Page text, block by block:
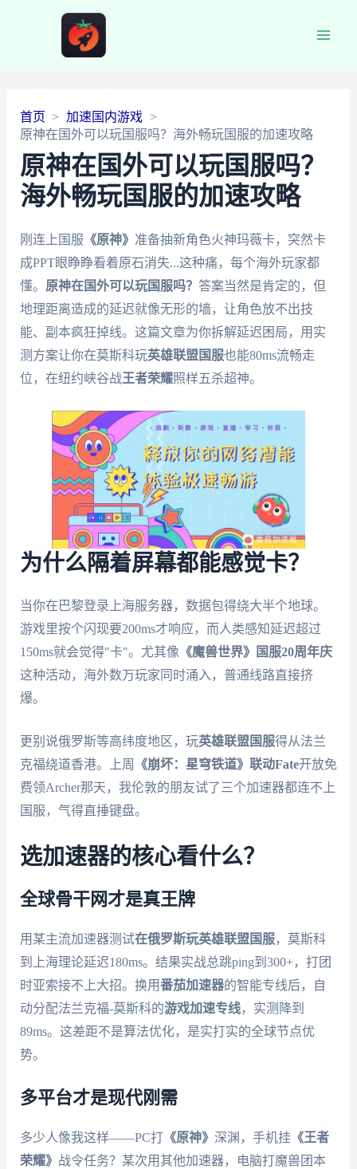
首页
加速国内游戏
原神在国外可以玩国服吗？海外畅玩国服的加速攻略
原神在国外可以玩国服吗？
海外畅玩国服的加速攻略
刚连上国服 《原神》 准备抽新角色火神玛薇卡，突然卡
成PPT眼睁睁看着原石消失...这种痛，每个海外玩家都
懂。 原神在国外可以玩国服吗？ 答案当然是肯定的，但
地理距离造成的延迟就像无形的墙，让角色放不出技
能、副本疯狂掉线。这篇文章为你拆解延迟困局，用实
测方案让你在莫斯科玩英雄联盟国服也能80ms流畅走
位，在纽约峡谷战王者荣耀照样五杀超神。
为什么隔着屏幕都能感觉卡？
当你在巴黎登录上海服务器，数据包得绕大半个地球。
游戏里按个闪现要200ms才响应，而人类感知延迟超过
150ms就会觉得"卡"。尤其像 《魔兽世界》国服20周年庆
这种活动，海外数万玩家同时涌入，普通线路直接挤
爆。
更别说俄罗斯等高纬度地区，玩英雄联盟国服得从法兰
克福绕道香港。上周
《崩坏：星穹铁道》联动Fate开放免
费领Archer那天，我伦敦的朋友试了三个加速器都连不上
国服，气得直捶键盘。
选加速器的核心看什么？
全球骨干网才是真王牌
用某主流加速器测试在俄罗斯玩英雄联盟国服，莫斯科
到上海理论延迟180ms。结果实战总跳ping到300+，打团
时亚索接不上大招。换用番茄加速器的智能专线后，自
动分配法兰克福-莫斯科的游戏加速专线，实测降到
89ms。这差距不是算法优化，是实打实的全球节点优
势。
多平台才是现代刚需
多少人像我这样——PC打《原神》 深渊，手机挂《王者
荣耀》 战令任务？某次用其他加速器，电脑打魔兽团本